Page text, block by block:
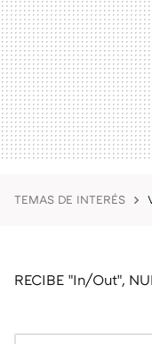
TEMAS DE INTERÉS
RECIBE "In/Out",